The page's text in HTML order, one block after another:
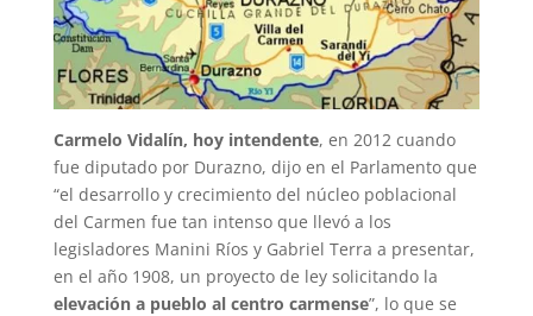
Carmelo Vidalín, hoy intendente, en 2012 cuando
fue diputado por Durazno, dijo en el Parlamento que
“el desarrollo y crecimiento del núcleo poblacional
del Carmen fue tan intenso que llevó a los
legisladores Manini Ríos y Gabriel Terra a presentar,
en el año 1908, un proyecto de ley solicitando la
elevación a pueblo al centro carmense”, lo que se